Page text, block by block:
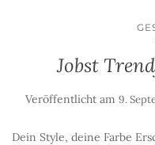
Jobst
Veröffentlicht am 9.
Dein Style, deine Farbe